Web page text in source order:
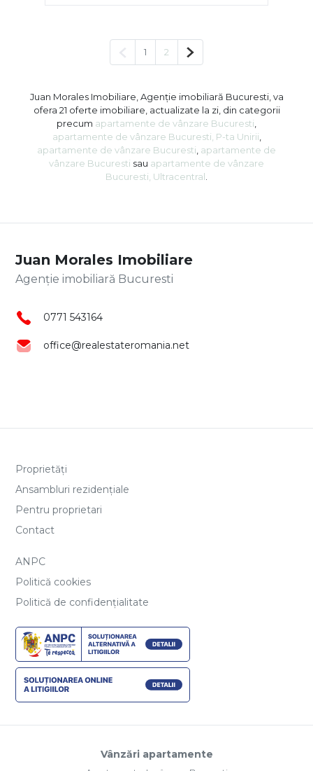
Pagina anterioară
1 2 Pagina următoare
Juan Morales Imobiliare, Agenție imobiliară Bucuresti, va
ofera 21 oferte imobiliare, actualizate la zi, din categorii
precum apartamente de vânzare Bucuresti
apartamente de vânzare Bucuresti, P-ta Unirii
apartamente de vânzare Bucuresti apartamente de
vânzare Bucuresti sau apartamente de vânzare
Bucuresti, Ultracentral
Juan Morales Imobiliare
Agenție imobiliară Bucuresti
0771 543164
office@realestateromania.net
Proprietăți
Ansambluri rezidențiale
Pentru proprietari
Contact
ANPC
Politică cookies
Politică de confidențialitate
Vânzări apartamente